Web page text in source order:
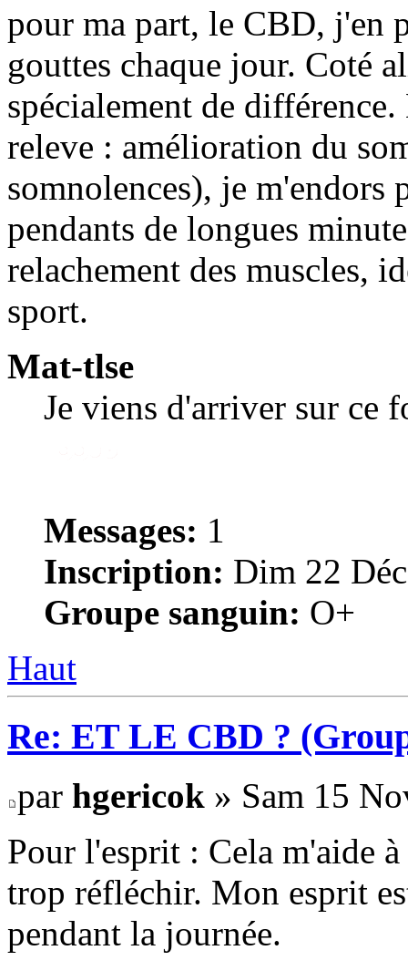
pour ma part, le CBD, j'en
gouttes chaque jour. Coté
spécialement de
releve : amélioration du
somnolences), je m'endors
pendants de longues
relachement des muscles,
sport.
Mat-tlse
Je viens d'arriver sur ce
Messages: 1
Inscription: Dim 22
Groupe sanguin: O+
Haut
Re: ET LE CBD ?
par hgericok » Sam 15
Pour l'esprit : Cela m'aide
trop réfléchir. Mon esprit
pendant la journée.